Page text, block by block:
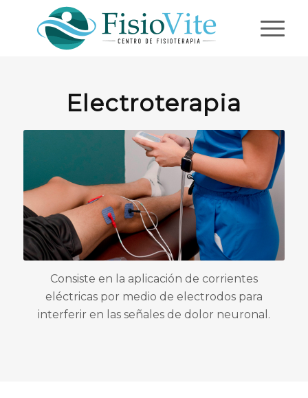
Electroterapia
Consiste en la aplicación de corrientes
eléctricas por medio de electrodos para
interferir en las señales de dolor neuronal.